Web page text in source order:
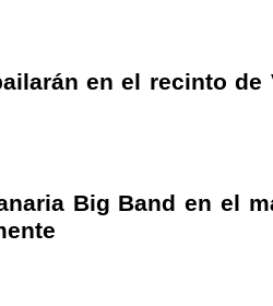
en el recinto
Big Band en el